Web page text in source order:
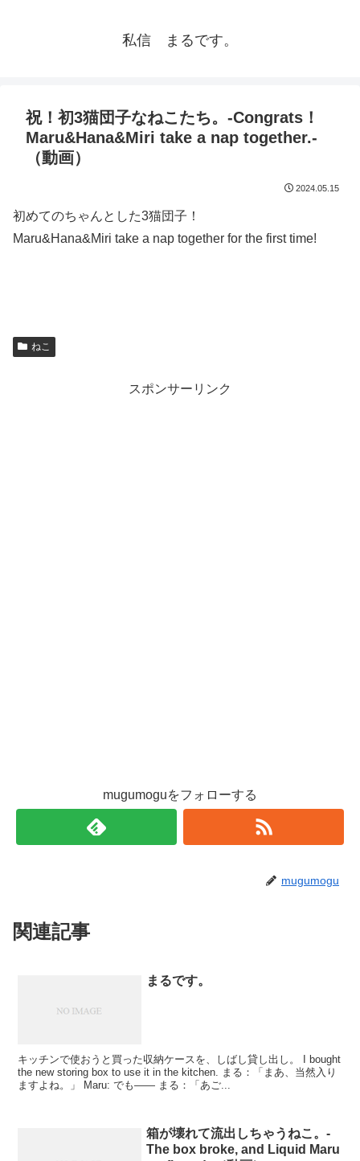
私信 まるです。
祝！初3猫団子なねこたち。-Congrats！
Maru&Hana&Miri take a nap together.-
（動画）
2024.05.15
初めてのちゃんとした3猫団子！
Maru&Hana&Miri take a nap together for the first time!
ねこ
スポンサーリンク
mugumoguをフォローする
mugumogu
関連記事
まるです。
キッチンで使おうと買った収納ケースを、しばし貸し出し。 I bought
the new storing box to use it in the kitchen. まる：「まあ、当然入り
ますよね。」 Maru: でも―― まる：「あご...
箱が壊れて流出しちゃうねこ。-
The box broke, and Liquid Maru